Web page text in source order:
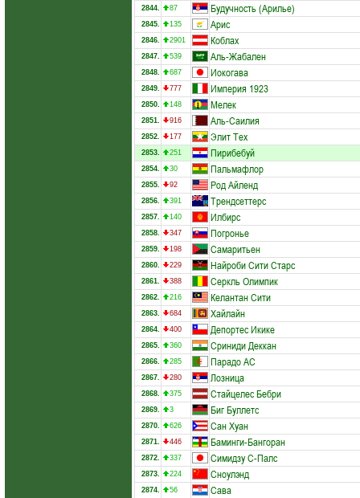
2844. 87 Будучность (Арилье)
2845. 135 Арис
2846. 2901 Коблах
2847. 539 Аль-Жабален
2848. 687 Иокогава
2849. 777 Империя 1923
2850. 148 Мелек
2851. 916 Аль-Саилия
2852. 177 Элит Тех
2853. 251 Пирибебуй
2854. 30 Пальмафлор
2855. 92 Род Айленд
2856. 391 Трендсеттерс
2857. 140 Илбирс
2858. 347 Погронье
2859. 198 Самаритьен
2860. 229 Найроби Сити Старс
2861. 388 Серкль Олимпик
2862. 216 Келантан Сити
2863. 684 Хайлайн
2864. 400 Депортес Икике
2865. 360 Сриниди Деккан
2866. 285 Парадо АС
2867. 280 Лозница
2868. 375 Стайцелес Бебри
2869. 3 Биг Буллетс
2870. 626 Сан Хуан
2871. 446 Баминги-Бангоран
2872. 337 Симидзу С-Палс
2873. 224 Сноулэнд
2874. 56 Сава